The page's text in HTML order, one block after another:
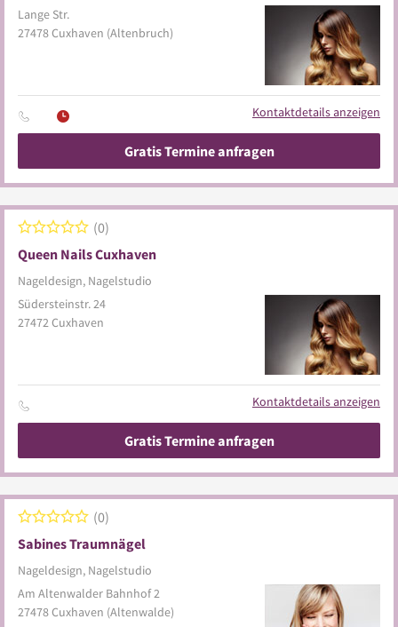
Lange Str.
27478Cuxhaven (Altenbruch)
Kontaktdetails anzeigen
Gratis Termine anfragen
Queen Nails Cuxhaven
Nageldesign, Nagelstudio
0
Südersteinstr. 24
27472Cuxhaven
Kontaktdetails anzeigen
Gratis Termine anfragen
Sabines Traumnägel
Nageldesign, Nagelstudio
0
Am Altenwalder Bahnhof 2
27478Cuxhaven (Altenwalde)